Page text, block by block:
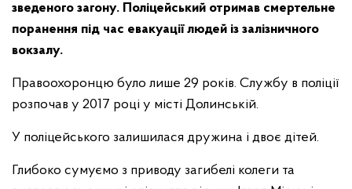
зведеного загону. Поліцейський отримав смертельне
поранення під час евакуації людей із залізничного
вокзалу.
Правоохоронцю було лише 29 років. Службу в поліції
розпочав у 2017 році у місті Долинській.
У поліцейського залишилася дружина і двоє дітей.
Глибоко сумуємо з приводу загибелі колеги та